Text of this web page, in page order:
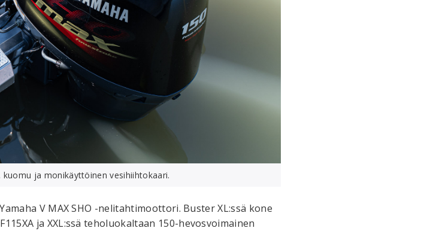
ja monikäyttöinen vesihiihtokaari.
V MAX SHO -nelitahtimoottori. Buster XL:ssä kone
ja XXL:ssä teholuokaltaan 150-hevosvoimainen